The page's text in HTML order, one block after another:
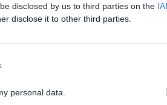
disclosed by us to third parties on the
disclose it to other third parties.
personal data.
a top 10-be az
a rangsorban, ezzel a